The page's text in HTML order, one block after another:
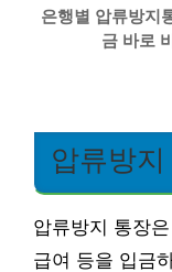
은행별 압류방지
금 바로
압류방
압류방지 통장
급여 등을 입금